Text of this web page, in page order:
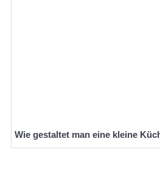
Wie gestaltet man eine kleine